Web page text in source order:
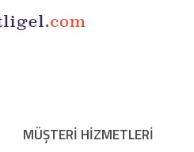
MÜŞTERİ HİZMETLERİ